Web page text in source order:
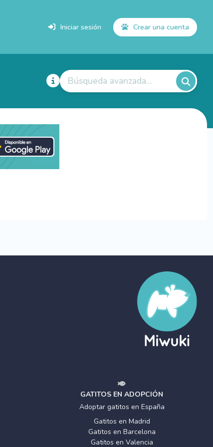
Iniciar sesión Crear una cuenta
Búsqueda avanzada...
GATITOS EN ADOPCIÓN
Adoptar gatitos en España
Gatitos en Madrid
Gatitos en Barcelona
Gatitos en Valencia